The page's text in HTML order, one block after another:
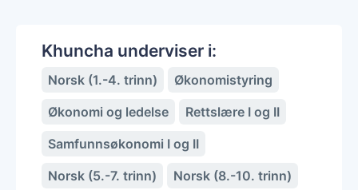
Khuncha underviser i:
Norsk (1.-4. trinn)
Økonomistyring
Økonomi og ledelse
Rettslære I og II
Samfunnsøkonomi I og II
Norsk (5.-7. trinn)
Norsk (8.-10. trinn)